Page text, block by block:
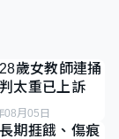
歲女教師連捅
太重已上訴
08月05日
期捱餓、傷痕